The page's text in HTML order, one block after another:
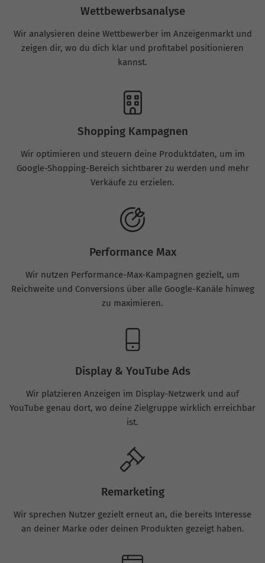
Wettbewerbsanalyse
Wir analysieren deine Wettbewerber im Anzeigenmarkt und
zeigen dir, wo du dich klar und profitabel positionieren
kannst.
Shopping Kampagnen
Wir optimieren und steuern deine Produktdaten, um im
Google-Shopping-Bereich sichtbarer zu werden und mehr
Verkäufe zu erzielen.
Performance Max
Wir nutzen Performance-Max-Kampagnen gezielt, um
Reichweite und Conversions über alle Google-Kanäle hinweg
zu maximieren.
Display & YouTube Ads
Wir platzieren Anzeigen im Display-Netzwerk und auf
YouTube genau dort, wo deine Zielgruppe wirklich erreichbar
ist.
Remarketing
Wir sprechen Nutzer gezielt erneut an, die bereits Interesse
an deiner Marke oder deinen Produkten gezeigt haben.